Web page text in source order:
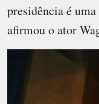
presidência é
afirmou o ator